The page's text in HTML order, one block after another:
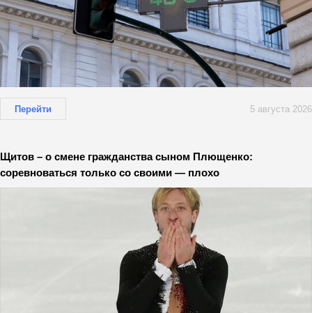
Перейти 5 августа 2026
Щитов – о смене гражданства сыном Плющенко:
соревноваться только со своими — плохо